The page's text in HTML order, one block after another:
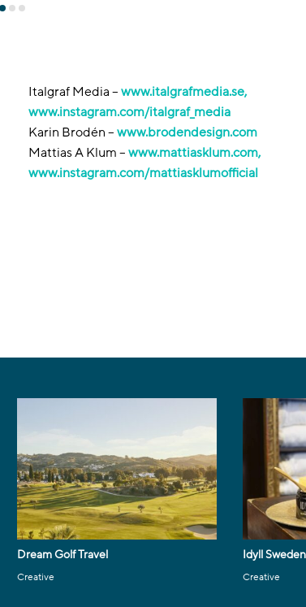
Italgraf Media –www.italgrafmedia.se,
www.instagram.com/italgraf_media
Karin Brodén –www.brodendesign.com
Mattias A Klum –www.mattiasklum.com,
www.instagram.com/mattiasklumofficial
Dream Golf Travel
Creative
Idyll Sweden
Creative